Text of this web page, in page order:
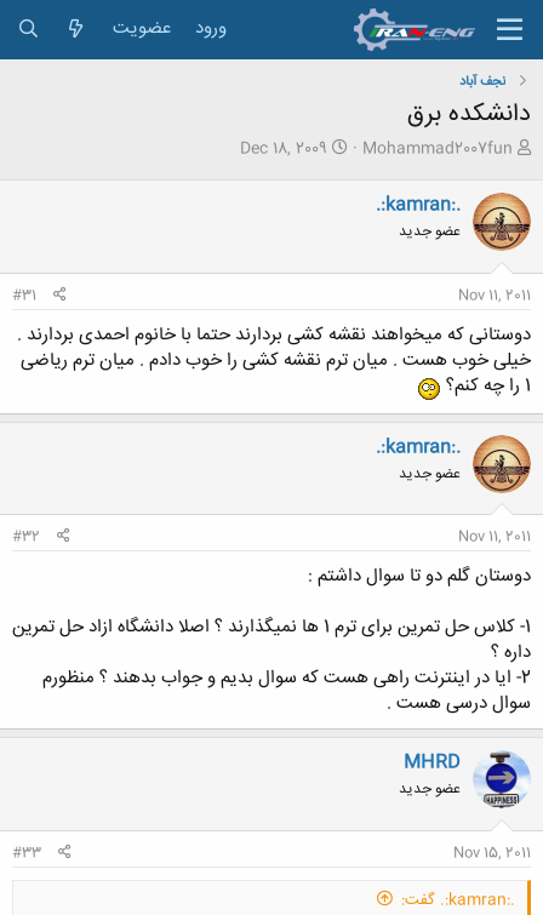
ورود عضویت
نجف آباد
دانشکده برق
ش
و
ع
ک
ن
ن
د
م
و
ض
و
ع
Mohammad2007fun
ت
ر
ع
Dec 18, 2009
.:kamran:.
عضو جدید
Nov 11, 2011
#31
دوستانی که میخواهند نقشه کشی بردارند حتما با خانوم احمدی بردارند .
خیلی خوب هست . میان ترم نقشه کشی را خوب دادم . میان ترم ریاضی
1 را چه کنم؟
.:kamran:.
عضو جدید
Nov 11, 2011
#32
دوستان گلم دو تا سوال داشتم :
1- کلاس حل تمرین برای ترم 1 ها نمیگذارند ؟ اصلا دانشگاه ازاد حل تمرین
داره ؟
2- ایا در اینترنت راهی هست که سوال بدیم و جواب بدهند ؟ منظورم
سوال درسی هست .
MHRD
عضو جدید
Nov 15, 2011
#33
.:kamran:. گفت: